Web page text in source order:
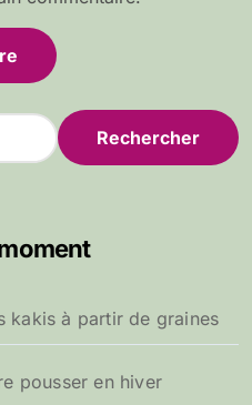
kakis à partir de graines
pousser en hiver